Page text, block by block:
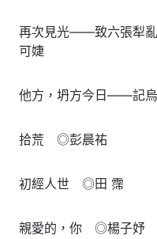
再次見光——致六張犁
可婕
他方，坍方今日——記
拾荒 ◎彭晨祐
初經人世 ◎田 霈
親愛的，你 ◎楊子妤